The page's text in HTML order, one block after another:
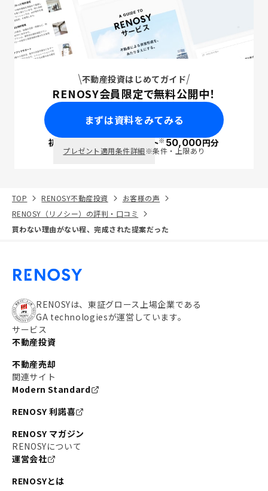
不動産投資はじめてガイド
RENOSY会員限定で無料公開中！
まずは資料をみてみる
初回面談で ポイント※50,000円分
プレゼント適用条件詳細※条件・上限あり
TOP RENOSY不動産投資
お客様の声
RENOSY（リノシー）の評判・口コミ
買わない理由がない程、完成された提案だった
RENOSYは、東証グロース上場企業である
GA technologiesが運営しています。
サービス
不動産投資
不動産売却
関連サイト
Modern Standard
RENOSY 利諾喜
RENOSY マガジン
RENOSYについて
運営会社
RENOSYとは